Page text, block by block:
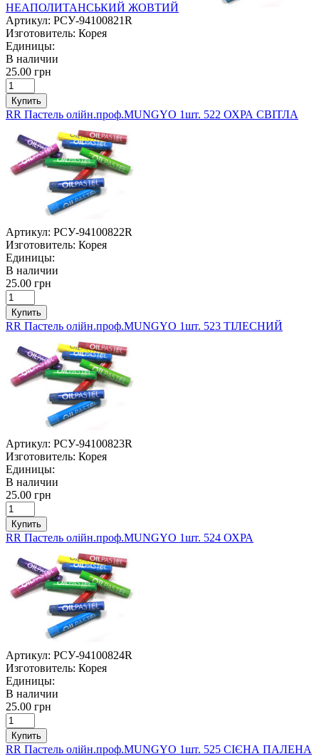
НЕАПОЛИТАНСЬКИЙ ЖОВТИЙ
Артикул: РСУ-94100821R
Изготовитель: Корея
Единицы:
В наличии
25.00 грн
Купить
RR Пастель олійн.проф.MUNGYO 1шт. 522 ОХРА СВІТЛА
Артикул: РСУ-94100822R
Изготовитель: Корея
Единицы:
В наличии
25.00 грн
Купить
RR Пастель олійн.проф.MUNGYO 1шт. 523 ТІЛЕСНИЙ
Артикул: РСУ-94100823R
Изготовитель: Корея
Единицы:
В наличии
25.00 грн
Купить
RR Пастель олійн.проф.MUNGYO 1шт. 524 ОХРА
Артикул: РСУ-94100824R
Изготовитель: Корея
Единицы:
В наличии
25.00 грн
Купить
RR Пастель олійн.проф.MUNGYO 1шт. 525 СІЄНА ПАЛЕНА